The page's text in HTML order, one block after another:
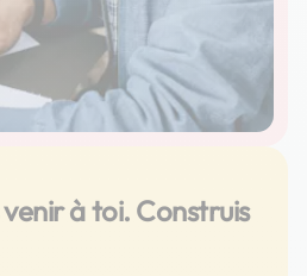
venir à toi. Construis